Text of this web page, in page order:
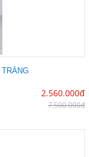
2.560.000đ
7.500.000đ